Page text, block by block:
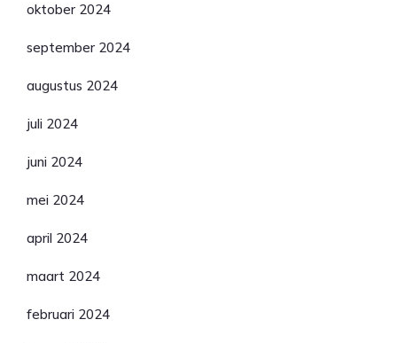
oktober 2024
september 2024
augustus 2024
juli 2024
juni 2024
mei 2024
april 2024
maart 2024
februari 2024